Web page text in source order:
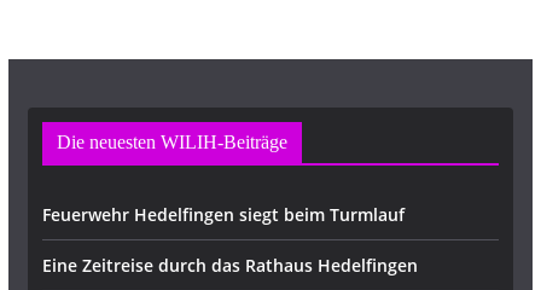
Die neuesten WILIH-Beiträge
Feuerwehr Hedelfingen siegt beim Turmlauf
Eine Zeitreise durch das Rathaus Hedelfingen